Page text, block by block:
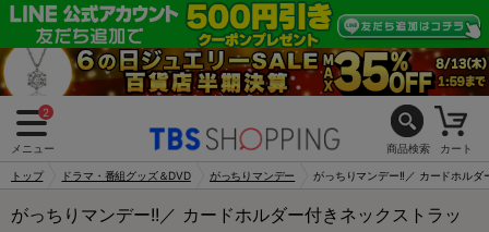
2
メニュー 商品検索 カート
トップ ドラマ・番組グッズ＆DVD がっちりマンデー がっちりマンデー!!／ カードホルダ
がっちりマンデー!!／ カードホルダー付きネックストラッ